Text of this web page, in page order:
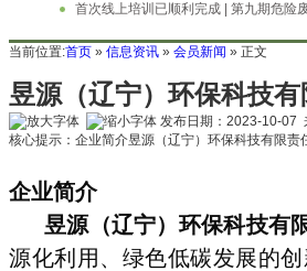
首次线上培训已顺利完成 | 第九期危险
物管理与技术实务精英特训营
当前位置:首页 » 信息资讯 » 会员新闻 » 正文
昱源（辽宁）环保科技
发布日期：2023-10-07
核心提示：企业简介昱源（辽宁）环保科技有限
企业简介
昱源（辽宁）环保科技有
源化利用、绿色低碳发展的